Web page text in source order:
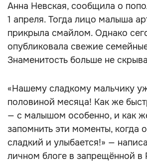
Анна Невская, сообщила о
1 апреля. Тогда лицо малыша
прикрыла смайлом. Однако
опубликовала свежие
Знаменитость больше не
«Нашему сладкому мальчику
половиной месяца! Как же
— с малышом особенно, и как
запомнить эти моменты, когда
сладкий и улыбается!» —
личном блоге в запрещённой в